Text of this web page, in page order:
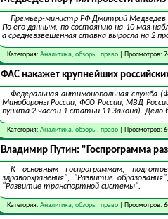
Премьер-министр РФ Дмитрий Медведев
По его данным, по состоянию на 10 мая
а средневзвешенная ставка выросла на 2
Категория: Аналитика, обзоры, право| Просмотров:
ФАС накажет крупнейших
Федеральная антимонопольная служба
Минобороны России, ФСО России, МВД
пункта 2 части 1 статьи 11 Закона). Дело
Категория: Аналитика, обзоры, право| Просмотров:
Владимир Путин: "Госпрограмма
К основным госпрограммам,
здравоохранения", "Развитие
"Развитие транспортной системы".
Категория: Аналитика, обзоры, право| Просмотров: